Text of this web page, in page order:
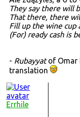
They say there will
That there, there
Fill up the wine cup
(For) ready cash is
- Rubayyatof Omar
translation
Errhile